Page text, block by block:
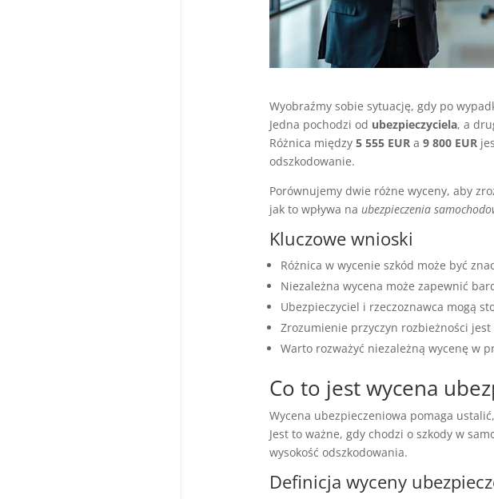
Wyobraźmy sobie sytuację, gdy po
Jedna pochodzi od ubezpieczyciela, a
Różnica między 5 555 EURa 9 800 EUR
odszkodowanie.
Porównujemy dwie różne wyceny, aby
jak to wpływa na ubezpieczenia
Kluczowe wnioski
Różnica w wycenie szkód może być
Niezależna wycena może zapewnić
Ubezpieczyciel i rzeczoznawca mogą
Zrozumienie przyczyn rozbieżności
Warto rozważyć niezależną wycenę w
Co to jest wycena
Wycena ubezpieczeniowa pomaga
Jest to ważne, gdy chodzi o szkody w
wysokość odszkodowania.
Definicja wyceny